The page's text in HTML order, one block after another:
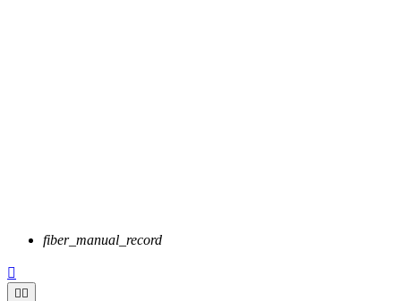
fiber_manual_record

